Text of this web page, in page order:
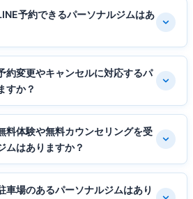
予約できるパーソナルジムはあ
約変更やキャンセルに対応するパ
すか？
料体験や無料カウンセリングを受
ムはありますか？
車場のあるパーソナルジムはあり